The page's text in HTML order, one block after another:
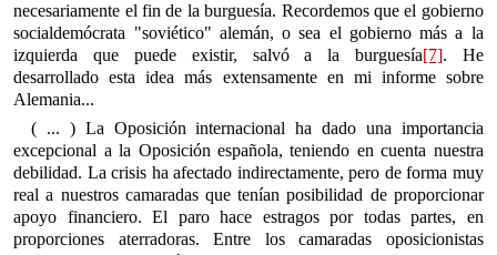
necesariamente el fin de la burguesía. Recordemos que el gobierno
socialdemócrata "soviético" alemán, o sea el gobierno más a la
izquierda que puede existir, salvó a la burguesía[7]. He
desarrollado esta idea más extensamente en mi informe sobre
Alemania...
( ... ) La Oposición internacional ha dado una importancia
excepcional a la Oposición española, teniendo en cuenta nuestra
debilidad. La crisis ha afectado indirectamente, pero de forma muy
real a nuestros camaradas que tenían posibilidad de proporcionar
apoyo financiero. El paro hace estragos por todas partes, en
proporciones ate­rradoras. Entre los camaradas oposicionistas